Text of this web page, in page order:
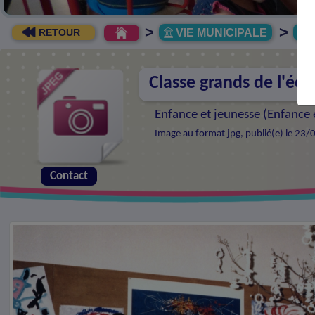
RETOUR > VIE MUNICIPALE >
Classe grands de
Enfance et jeunesse (Enfance
Image au format jpg, publié(e) le
Contact